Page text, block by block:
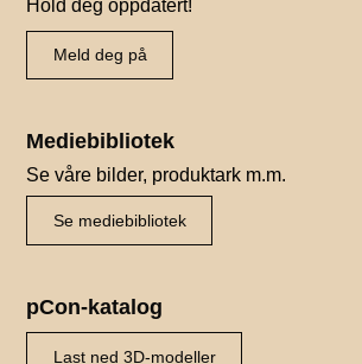
Hold deg oppdatert!
Meld deg på
Mediebibliotek
Se våre bilder, produktark m.m.
Se mediebibliotek
pCon-katalog
Last ned 3D-modeller